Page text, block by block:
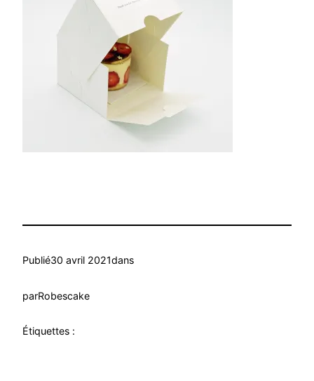
Publié30 avril 2021dans
parRobescake
Étiquettes :